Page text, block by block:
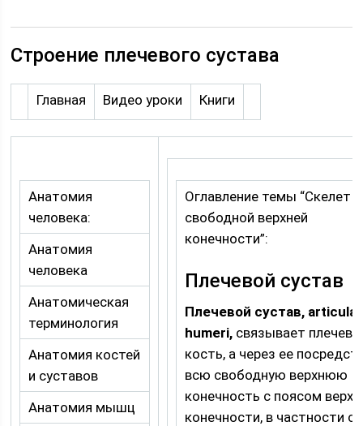
Строение плечевого сустава
Главная Видео уроки Книги
Анатомия
человека:
Анатомия
человека
Анатомическая
терминология
Анатомия костей
и суставов
Анатомия мышц
Оглавление темы “Скелет
свободной верхней
конечности”:
Плечевой сустав
Плечевой сустав,
humeri, связывает
кость, а через ее
всю свободную верхнюю
конечность с поясом
конечности, в частности с